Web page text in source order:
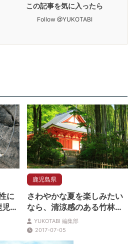
この記事を気に入ったら
Follow @YUKOTABI
に
島
鹿児島県
さわやかな夏を楽しみたい
なら、清涼感のある竹林散
歩に出かけよう
YUKOTABI 編集部
2017-07-05